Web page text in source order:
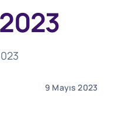
9 Mayıs 2023